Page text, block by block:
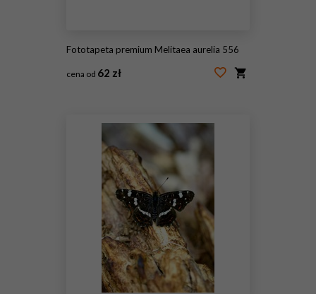
Fototapeta premium Melitaea aurelia 556
cena od 62 zł